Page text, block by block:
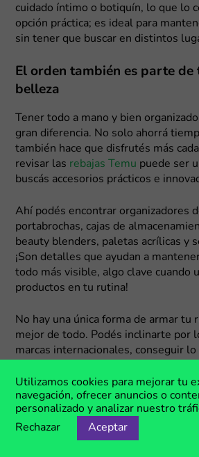
cuidado íntimo o botiquín, lo que lo
opción práctica; es ideal para
sin tener que buscar en distintos
El orden también es parte de
belleza
Tener todo a mano y bien
gran diferencia. No solo ahorrá
también hace que disfrutés más
revisar las rebajas Temu puede ser
buscás accesorios prácticos e
Ahí podés encontrar organizadores
portabrochas, cajas de
beauty blenders, paletas acrílicas y
¡Son detalles que ayudan a
todo más visible, algo clave cuando
productos en tu rutina!
No hay una única forma de armar tu
mejor de todo. Podés inclinarte por
marcas internacionales, conseguir lo
cupones te dan la posibilidad de
opciones sin comprometer tu
Utilizamos cookies para mejorar tu
navegación, ofrecer anuncios o
personalizado y analizar nuestro
Rechazar
Aceptar